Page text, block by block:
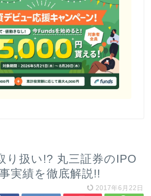
り扱い!? 丸三証券のIPO
実績を徹底解説!!
2017年6月22日